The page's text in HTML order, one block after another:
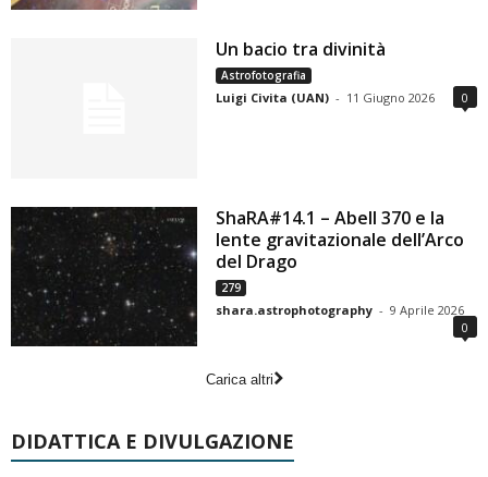
Un bacio tra divinità
Astrofotografia
Luigi Civita (UAN) - 11 Giugno 2026 0
ShaRA#14.1 – Abell 370 e la
lente gravitazionale dell’Arco
del Drago
279
shara.astrophotography - 9 Aprile 2026
0
Carica altri
DIDATTICA E DIVULGAZIONE